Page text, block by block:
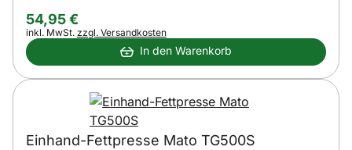
54,95€
Steuerhinweis:
inkl. MwSt. zzgl. Versandkosten
In den Warenkorb
Einhand-Fettpresse Mato TG500S